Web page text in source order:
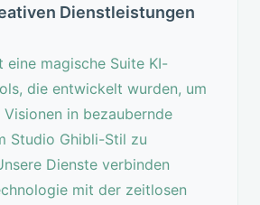
Dienstleistungen
eine magische Suite KI-
die entwickelt wurden, um
in bezaubernde
Studio Ghibli-Stil zu
Dienste verbinden
mit der zeitlosen